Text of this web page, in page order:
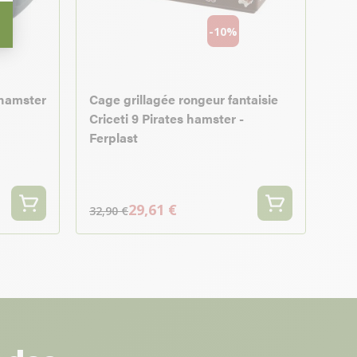
-10%
Cage grillagée rongeur fantaisie
Criceti 9 Pirates hamster -
Ferplast
32,90 €29,61 €